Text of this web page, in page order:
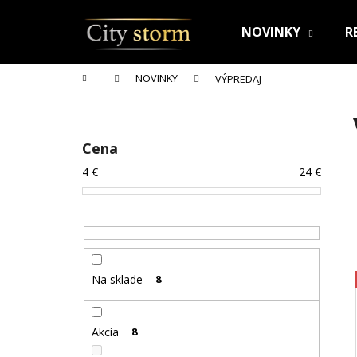
NOVINKY
Domov NOVINKY VÝPREDAJ
Cena
4 € 24 €
Na sklade 8
Akcia 8
í
do
do
RETIAZKA S PRÍVESKOM PRE DVOCH JIN